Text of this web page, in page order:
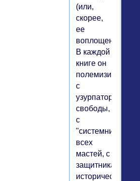
(или,
скорее,
ее
воплощение).
В каждой
книге он
полемизирует
с
узурпаторами
свободы,
с
"системниками"
всех
мастей, с
защитниками
исторического